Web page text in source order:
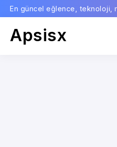
En güncel eğlence, teknoloji,
Apsisx